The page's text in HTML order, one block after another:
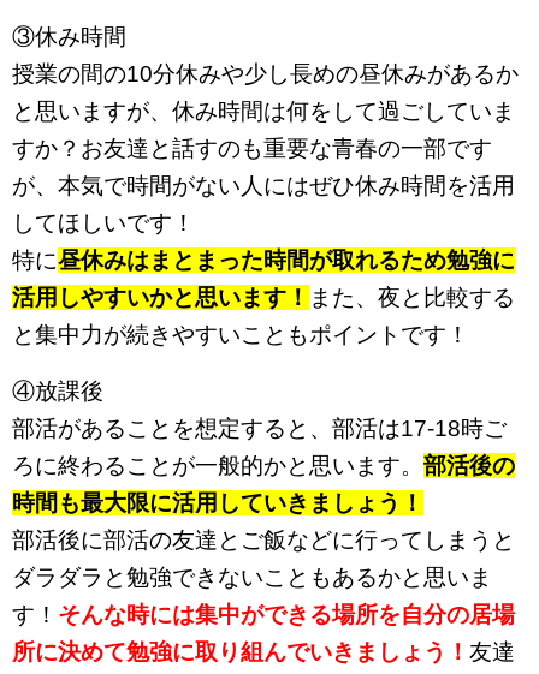
③休み時間
授業の間の10分休みや少し長めの昼休みがあるか
と思いますが、休み時間は何をして過ごしていま
すか？お友達と話すのも重要な青春の一部です
が、本気で時間がない人にはぜひ休み時間を活用
してほしいです！
特に昼休みはまとまった時間が取れるため勉強に
活用しやすいかと思います！ また、夜と比較する
と集中力が続きやすいこともポイントです！
④放課後
部活があることを想定すると、部活は17-18時ご
ろに終わることが一般的かと思います。 部活後の
時間も最大限に活用していきましょう！
部活後に部活の友達とご飯などに行ってしまうと
ダラダラと勉強できないこともあるかと思いま
す！ そんな時には集中ができる場所を自分の居場
所に決めて勉強に取り組んでいきましょう！ 友達